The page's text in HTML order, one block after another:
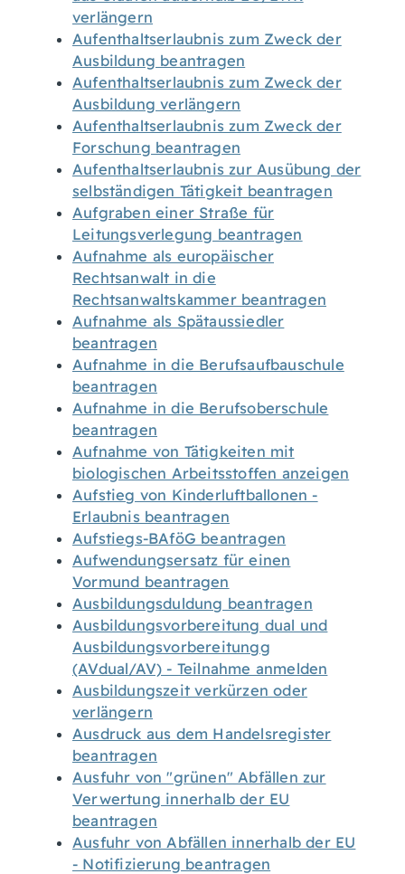
verlängern
Aufenthaltserlaubnis zum Zweck der
Ausbildung beantragen
Aufenthaltserlaubnis zum Zweck der
Ausbildung verlängern
Aufenthaltserlaubnis zum Zweck der
Forschung beantragen
Aufenthaltserlaubnis zur Ausübung der
selbständigen Tätigkeit beantragen
Aufgraben einer Straße für
Leitungsverlegung beantragen
Aufnahme als europäischer
Rechtsanwalt in die
Rechtsanwaltskammer beantragen
Aufnahme als Spätaussiedler
beantragen
Aufnahme in die Berufsaufbauschule
beantragen
Aufnahme in die Berufsoberschule
beantragen
Aufnahme von Tätigkeiten mit
biologischen Arbeitsstoffen anzeigen
Aufstieg von Kinderluftballonen -
Erlaubnis beantragen
Aufstiegs-BAföG beantragen
Aufwendungsersatz für einen
Vormund beantragen
Ausbildungsduldung beantragen
Ausbildungsvorbereitung dual und
Ausbildungsvorbereitungg
(AVdual/AV) - Teilnahme anmelden
Ausbildungszeit verkürzen oder
verlängern
Ausdruck aus dem Handelsregister
beantragen
Ausfuhr von "grünen" Abfällen zur
Verwertung innerhalb der EU
beantragen
Ausfuhr von Abfällen innerhalb der EU
- Notifizierung beantragen